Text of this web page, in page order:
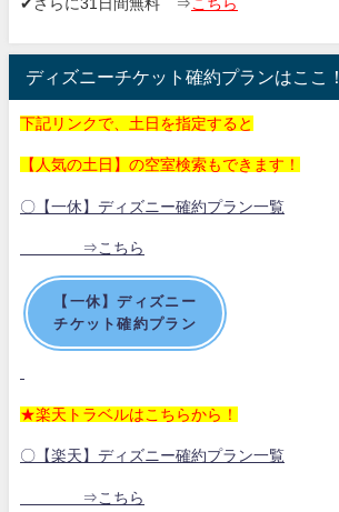
ディズニーチケット確約プランはここ！
下記リンクで、土日を指定すると
【人気の土日】の空室検索もできます！
〇【一休】ディズニー確約プラン一覧
⇒こちら
【一休】ディズニー
チケット確約プラン
★楽天トラベルはこちらから！
〇【楽天】ディズニー確約プラン一覧
⇒こちら